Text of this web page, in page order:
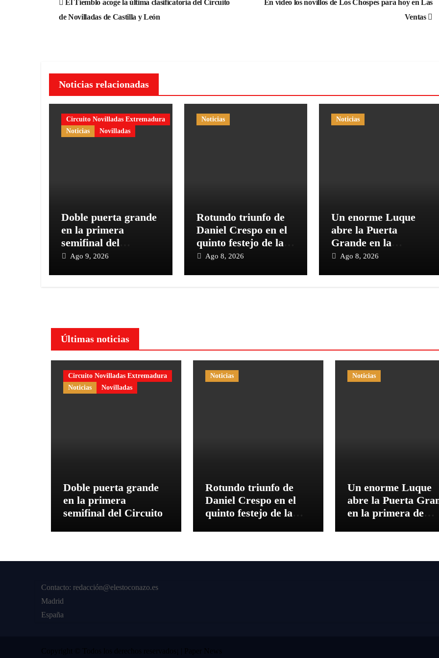
de
El Tiemblo acoge la última clasificatoria del Circuito
de Novilladas de Castilla y León
En vídeo los novillos de Los Chospes para hoy en Las
Ventas
Noticias relacionadas
Circuito Novilladas Extremadura
Noticias
Novilladas
Doble puerta grande
en la primera
semifinal del
Circuito
Ago 9, 2026
Noticias
Rotundo triunfo de
Daniel Crespo en el
quinto festejo de la
Temporada de
Ago 8, 2026
Noticias
Un enorme Luque
abre la Puerta
Grande en la
primera de
Ago 8, 2026
Últimas noticias
Circuito Novilladas Extremadura
Noticias
Novilladas
Doble puerta grande
en la primera
semifinal del Circuito
Noticias
Rotundo triunfo de
Daniel Crespo en el
quinto festejo de la
Noticias
Un enorme Luque
abre la Puerta
en la primera de
Contacto: redacción@elestoconazo.es
Madrid
España